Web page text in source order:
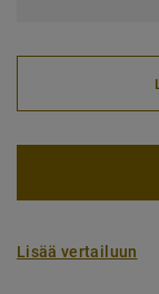
Lisää vertailuun